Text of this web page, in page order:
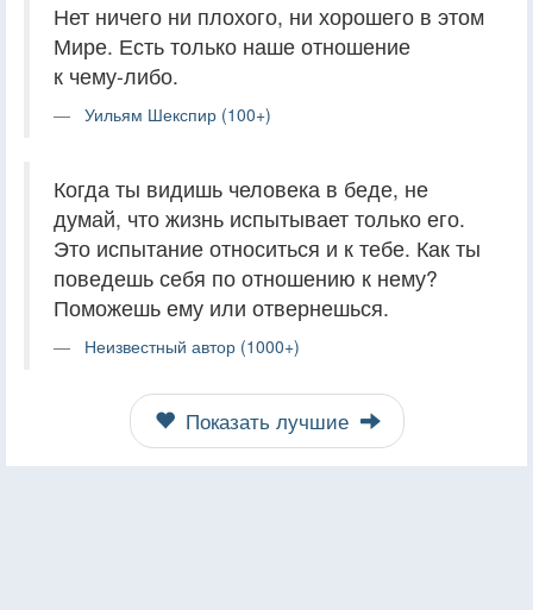
Нет ничего ни плохого, ни хорошего в этом
Мире. Есть только наше отношение
к чему-либо.
Уильям Шекспир (100+)
Когда ты видишь человека в беде, не
думай, что жизнь испытывает только его.
Это испытание относиться и к тебе. Как ты
поведешь себя по отношению к нему?
Поможешь ему или отвернешься.
Неизвестный автор (1000+)
Показать лучшие